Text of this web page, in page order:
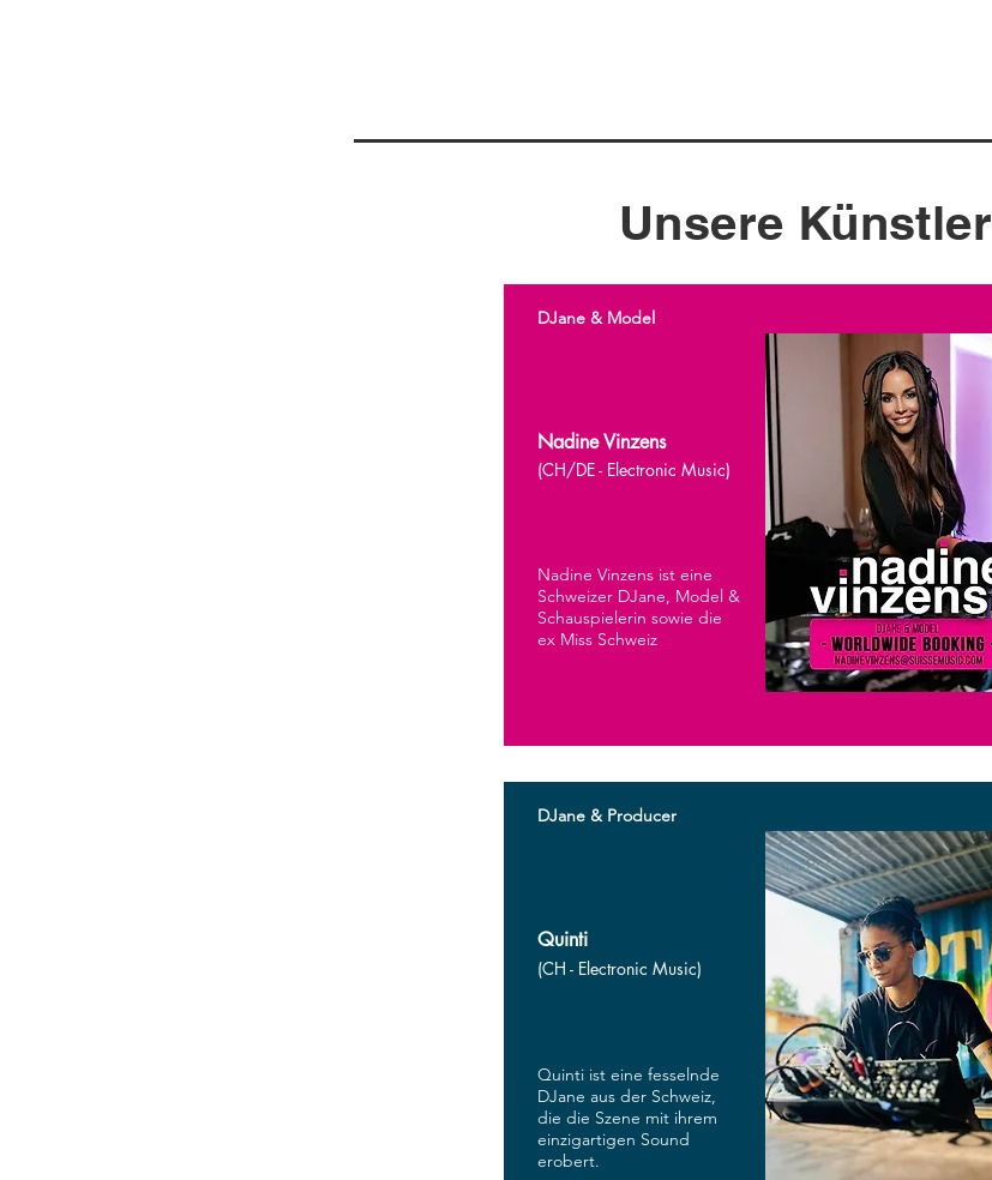
Unsere Künstler
DJane & Model
Nadine Vinzens
(CH/DE - Electronic Music)
Nadine Vinzens ist eine
Schweizer DJane, Model &
Schauspielerin sowie die
ex Miss Schweiz
DJane & Producer
Quinti
(CH - Electronic Music)
Quinti ist eine fesselnde
DJane aus der Schweiz,
die die Szene mit ihrem
einzigartigen Sound
erobert.